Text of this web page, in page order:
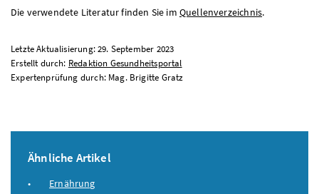
Die verwendete Literatur finden Sie im Quellenverzeichnis.
Letzte Aktualisierung: 29. September 2023
Erstellt durch: Redaktion Gesundheitsportal
Expertenprüfung durch: Mag. Brigitte Gratz
Ähnliche Artikel
Ernährung